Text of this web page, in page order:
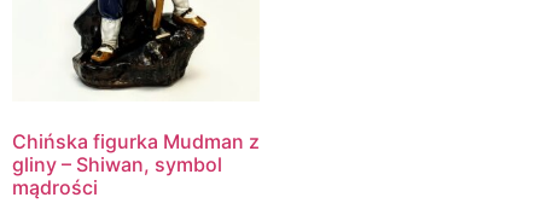
Chińska figurka Mudman z
gliny – Shiwan, symbol
mądrości